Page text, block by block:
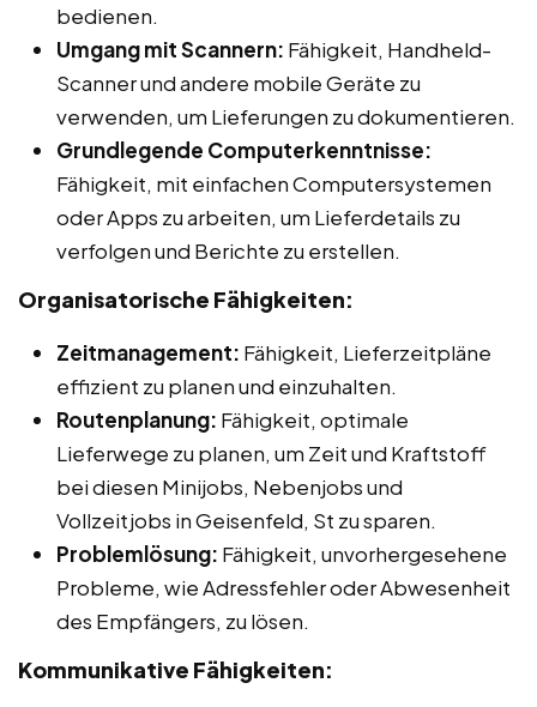
bedienen.
Umgang mit Scannern: Fähigkeit, Handheld-
Scanner und andere mobile Geräte zu
verwenden, um Lieferungen zu dokumentieren.
Grundlegende Computerkenntnisse:
Fähigkeit, mit einfachen Computersystemen
oder Apps zu arbeiten, um Lieferdetails zu
verfolgen und Berichte zu erstellen.
Organisatorische Fähigkeiten:
Zeitmanagement: Fähigkeit, Lieferzeitpläne
effizient zu planen und einzuhalten.
Routenplanung: Fähigkeit, optimale
Lieferwege zu planen, um Zeit und Kraftstoff
bei diesen Minijobs, Nebenjobs und
Vollzeitjobs in Geisenfeld, St zu sparen.
Problemlösung: Fähigkeit, unvorhergesehene
Probleme, wie Adressfehler oder Abwesenheit
des Empfängers, zu lösen.
Kommunikative Fähigkeiten: